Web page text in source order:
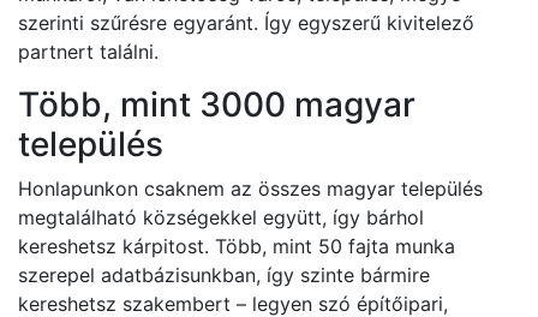
szerinti szűrésre egyaránt. Így egyszerű kivitelező
partnert találni.
Több, mint 3000 magyar
település
Honlapunkon csaknem az összes magyar település
megtalálható községekkel együtt, így bárhol
kereshetsz kárpitost. Több, mint 50 fajta munka
szerepel adatbázisunkban, így szinte bármire
kereshetsz szakembert – legyen szó építőipari,